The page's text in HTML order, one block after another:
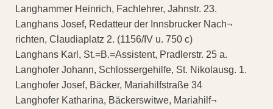
Langhammer Heinrich, Fachlehrer, Jahnstr. 23.
Langhans Josef, Redatteur der Innsbrucker Nach¬
richten, Claudiaplatz 2. (1156/IV u. 750 c)
Langhans Karl, St.=B.=Assistent, Pradlerstr. 25 a.
Langhofer Johann, Schlossergehilfe, St. Nikolausg. 1.
Langhofer Josef, Bäcker, Mariahilfstraße 34
Langhofer Katharina, Bäckerswitwe, Mariahilf¬